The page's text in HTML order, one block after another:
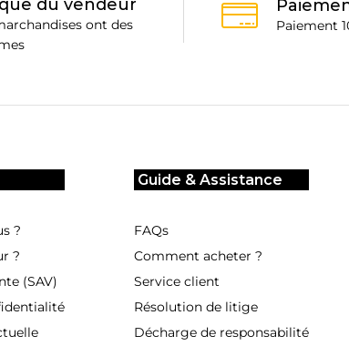
du vendeur
ont des
Paiement
?
?
(SAV)
Guide & Assistance
FAQs
Comment acheter ?
Service client
Résolution de litige
Décharge de responsabilité